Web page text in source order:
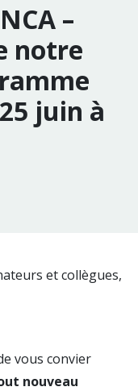
–
notre
juin à
et collègues,
vous convier
nouveau